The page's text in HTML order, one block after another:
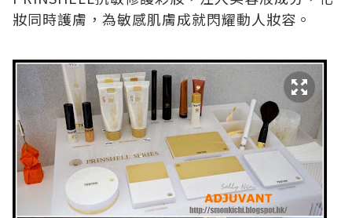
妝同時護膚，為敏感肌膚成就閃耀動人妝容。